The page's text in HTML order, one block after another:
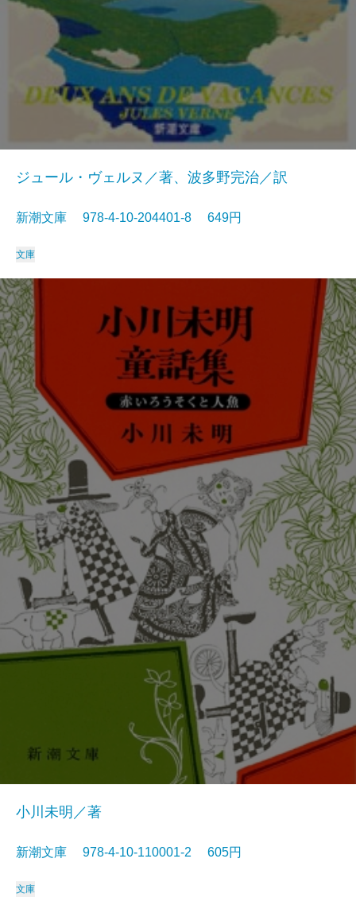
ジュール・ヴェルヌ／著、波多野完治／訳
新潮文庫 978-4-10-204401-8 649円
文庫
小川未明／著
新潮文庫 978-4-10-110001-2 605円
文庫